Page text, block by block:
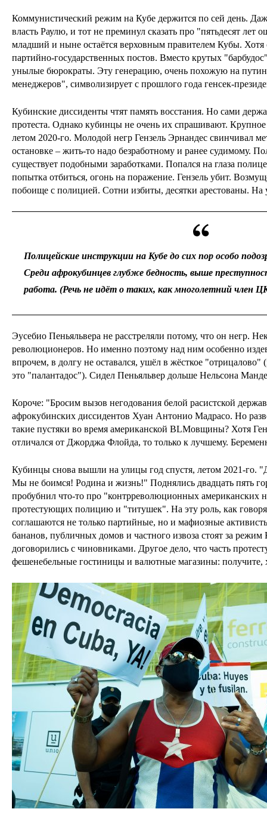
Коммунистический режим на Кубе держится по сей день.
власть Раулю, и тот не преминул сказать про "пятьдесят лет
младший и ныне остаётся верховным правителем Кубы. Хотя
партийно-государственных постов. Вместо крутых
унылые бюрократы. Эту генерацию, очень похожую на
менеджеров", символизирует с прошлого года генсек-
Кубинские диссиденты чтят память восстания. Но сами
протеста. Однако кубинцы не очень их спрашивают.
летом 2020-го. Молодой негр Гензель Эрнандес свинчивал
остановке – жить-то надо безработному и ранее судимому.
существует подобными заработками. Попался на глаза
попытка отбиться, огонь на поражение. Гензель убит.
побоище с полицией. Сотни избиты, десятки арестованы. На
Полицейские инструкции на Кубе до сих пор особо
Среди афрокубинцев глубже бедность, выше
работа. (Речь не идёт о таких, как многолетний член
Эусебио Пеньяльвера не расстреляли потому, что он негр.
революционеров. Но именно поэтому над ним особенно
впрочем, в долгу не оставался, ушёл в жёсткое "отрицалово"
это "палантадос"). Сидел Пеньяльвер дольше Нельсона
Короче: "Бросим вызов негодования белой расистской
афрокубинских диссидентов Хуан Антонио Мадрасо. Но
такие пустяки во время американской BLMовщины? Хотя
отличался от Джорджа Флойда, то только к лучшему.
Кубинцы снова вышли на улицы год спустя, летом 2021-го.
Мы не боимся! Родина и жизнь!" Поднялись двадцать пять
пробубнил что-то про "контрреволюционных американских
протестующих полицию и "титушек". На эту роль, как
соглашаются не только партийные, но и мафиозные
бананов, публичных домов и частного извоза стоят за
договорились с чиновниками. Другое дело, что часть
фешенебельные гостиницы и валютные магазины: получите,